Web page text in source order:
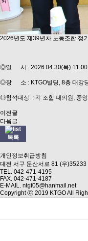
2026년도 제39년차 노동조합 정
◎일 시 : 2026.04.30(목) 11:00
◎장 소 : KTGO빌딩, 8층 대강
◎참석대상 : 각 조합 대의원, 중
이전글
다음글
목록
개인정보취급방침
대전 서구 둔산서로 81 (우)35233
TEL. 042-471-4195
FAX. 042-471-4187
E-MAIL. ntgf05@hanmail.net
Copyright ⓒ 2019 KTGO All